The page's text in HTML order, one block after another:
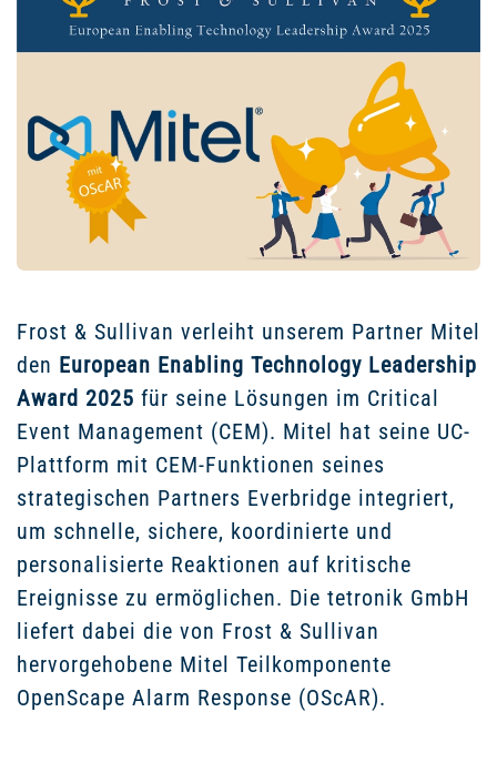
Frost & Sullivan verleiht unserem Partner Mitel
den European Enabling Technology Leadership
Award 2025 für seine Lösungen im Critical
Event Management (CEM). Mitel hat seine UC-
Plattform mit CEM-Funktionen seines
strategischen Partners Everbridge integriert,
um schnelle, sichere, koordinierte und
personalisierte Reaktionen auf kritische
Ereignisse zu ermöglichen. Die tetronik GmbH
liefert dabei die von Frost & Sullivan
hervorgehobene Mitel Teilkomponente
OpenScape Alarm Response (OScAR).